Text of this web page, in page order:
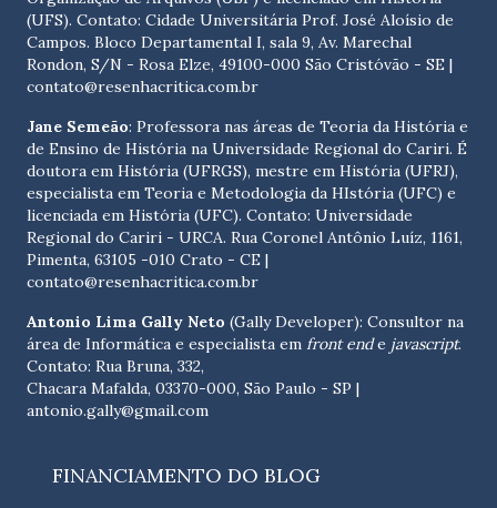
(UFS). Contato: Cidade Universitária Prof. José Aloísio de
Campos. Bloco Departamental I, sala 9, Av. Marechal
Rondon, S/N - Rosa Elze, 49100-000 São Cristóvão - SE |
contato@resenhacritica.com.br
Jane Semeão: Professora nas áreas de Teoria da História e
de Ensino de História na Universidade Regional do Cariri. É
doutora em História (UFRGS), mestre em História (UFRJ),
especialista em Teoria e Metodologia da HIstória (UFC) e
licenciada em História (UFC). Contato: Universidade
Regional do Cariri - URCA. Rua Coronel Antônio Luíz, 1161,
Pimenta, 63105 -010 Crato - CE |
contato@resenhacritica.com.br
Antonio Lima Gally Neto (Gally Developer): Consultor na
área de Informática e especialista em front ende javascript.
Contato: Rua Bruna, 332,
Chacara Mafalda, 03370-000, São Paulo - SP |
antonio.gally@gmail.com
FINANCIAMENTO DO BLOG